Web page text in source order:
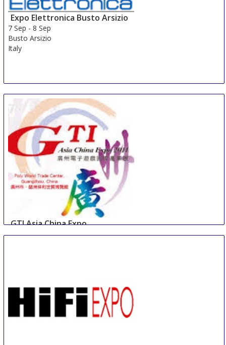
Expo Elettronica Busto Arsizio
7 Sep -8 Sep
Busto Arsizio
Italy
GTI Asia China Expo
10 Sep-12 Sep